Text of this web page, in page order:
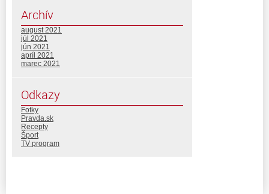
Archív
august 2021
júl 2021
jún 2021
apríl 2021
marec 2021
Odkazy
Fotky
Pravda.sk
Recepty
Šport
TV program